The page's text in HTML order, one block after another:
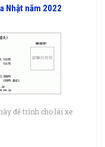
Nhật năm 2022
để trình cho lái xe